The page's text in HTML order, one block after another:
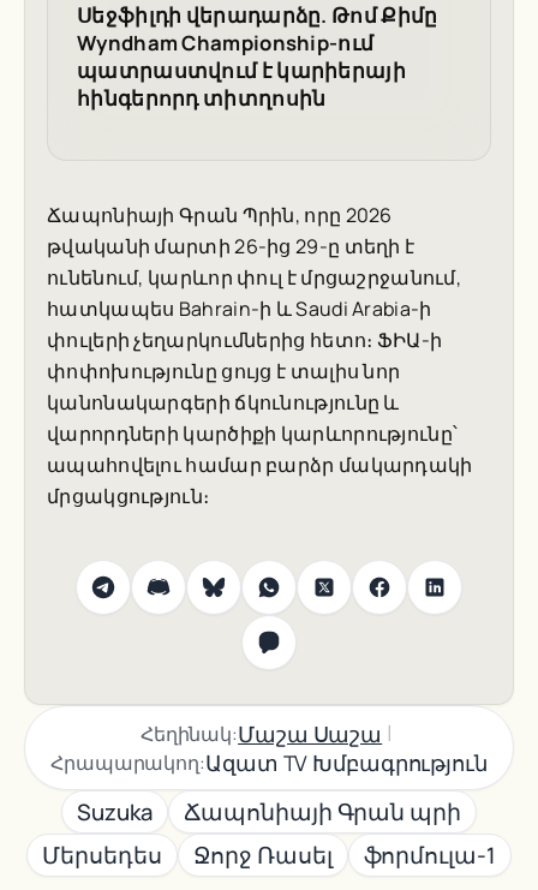
Սեջֆիլդի վերադարձը. Թոմ Քիմը
Wyndham Championship-ում
պատրաստվում է կարիերայի
հինգերորդ տիտղոսին
Ճապոնիայի Գրան Պրին, որը 2026
թվականի մարտի 26-ից 29-ը տեղի է
ունենում, կարևոր փուլ է մրցաշրջանում,
հատկապես Bahrain-ի և Saudi Arabia-ի
փուլերի չեղարկումներից հետո։ ՖԻԱ-ի
փոփոխությունը ցույց է տալիս նոր
կանոնակարգերի ճկունությունը և
վարորդների կարծիքի կարևորությունը՝
ապահովելու համար բարձր մակարդակի
մրցակցություն։
Հեղինակ:Մաշա Սաշա |
Հրապարակող:Ազատ TV Խմբագրություն
Suzuka
Ճապոնիայի Գրան պրի
Մերսեդես
Ջորջ Ռասել ֆորմուլա-1